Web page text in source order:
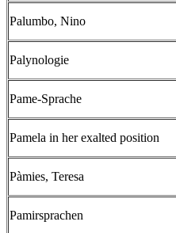
Palumbo, Nino
Palynologie
Pame-Sprache
Pamela in her exalted position
Pàmies, Teresa
Pamirsprachen